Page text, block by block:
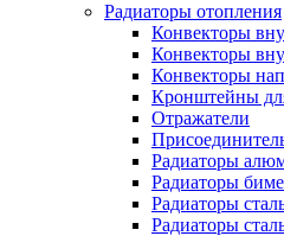
Радиаторы отопления
Конвекторы
Конвекторы
Конвекторы
Кронштейны
Отражатели
Радиаторы
Радиаторы
Радиаторы
Радиаторы